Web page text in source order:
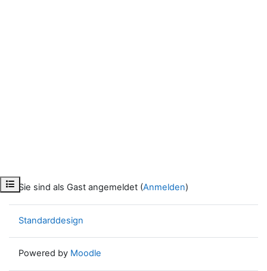
Kursindex öffnen
Sie sind als Gast angemeldet (Anmelden)
Standarddesign
Powered by Moodle